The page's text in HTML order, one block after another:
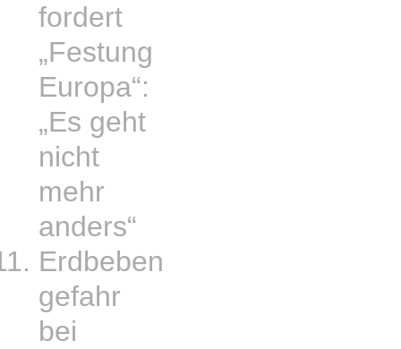
fordert
„Festung
Europa“:
„Es geht
nicht
mehr
anders“
Erdbeben
gefahr
bei